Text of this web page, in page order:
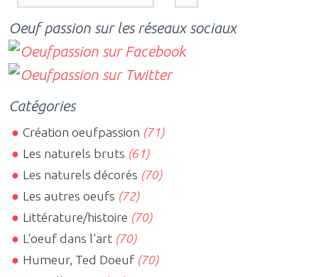
Oeuf passion sur les réseaux sociaux
Catégories
Création oeufpassion (71)
Les naturels bruts (61)
Les naturels décorés (70)
Les autres oeufs (72)
Littérature/histoire (70)
L'oeuf dans l'art (70)
Humeur, Ted Doeuf (70)